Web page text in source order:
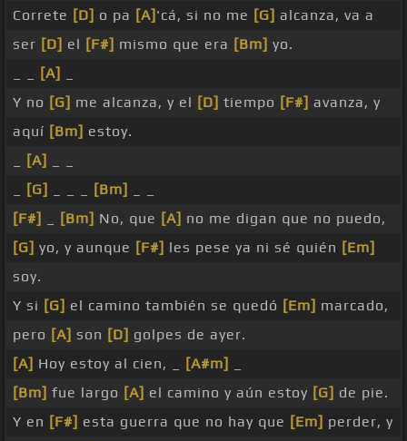
Correte [D] o pa [A] 'cá, si no me [G] alcanza, va a
ser [D] el [F#] mismo que era [Bm] yo.
[A]
Y no [G] me alcanza, y el [D] tiempo [F#] avanza, y
aquí [Bm] estoy.
[A]
[G] [Bm]
[F#]
[Bm] No, que [A] no me digan que no puedo,
[G] yo, y aunque [F#] les pese ya ni sé quién [Em]
soy.
Y si [G] el camino también se quedó [Em] marcado,
pero [A] son [D] golpes de ayer.
[A] Hoy estoy al cien, _ [A#m]
[Bm] fue largo [A] el camino y aún estoy [G] de pie.
Y en [F#] esta guerra que no hay que [Em] perder, y